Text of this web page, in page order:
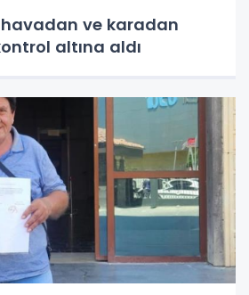
havadan ve karadan
altına aldı